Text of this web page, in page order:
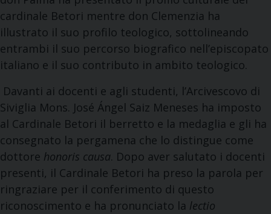
cardinale Betori mentre don Clemenzia ha
illustrato il suo profilo teologico, sottolineando
entrambi il suo percorso biografico nell’episcopato
italiano e il suo contributo in ambito teologico.
Davanti ai docenti e agli studenti, l’Arcivescovo di
Siviglia Mons. José Ángel Saiz Meneses ha imposto
al Cardinale Betori il berretto e la medaglia e gli ha
consegnato la pergamena che lo distingue come
dottore honoris causa. Dopo aver salutato i docenti
presenti, il Cardinale Betori ha preso la parola per
ringraziare per il conferimento di questo
riconoscimento e ha pronunciato la lectio